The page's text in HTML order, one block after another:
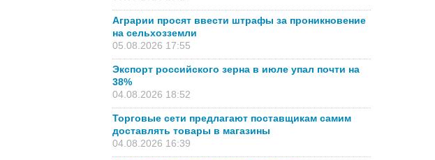
Аграрии просят ввести штрафы за проникновение
на сельхозземли
05.08.2026 17:55
Экспорт российского зерна в июле упал почти на
38%
04.08.2026 18:52
Торговые сети предлагают поставщикам самим
доставлять товары в магазины
04.08.2026 16:39